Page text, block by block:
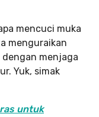
mencuci muka
menguraikan
menjaga
Yuk, simak
untuk